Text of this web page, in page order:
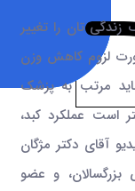
تان را تغییر
لزوم کاهش وزن
مرتب به پزشک
است عملکرد کبد،
آقای دکتر مژگان
و عضو